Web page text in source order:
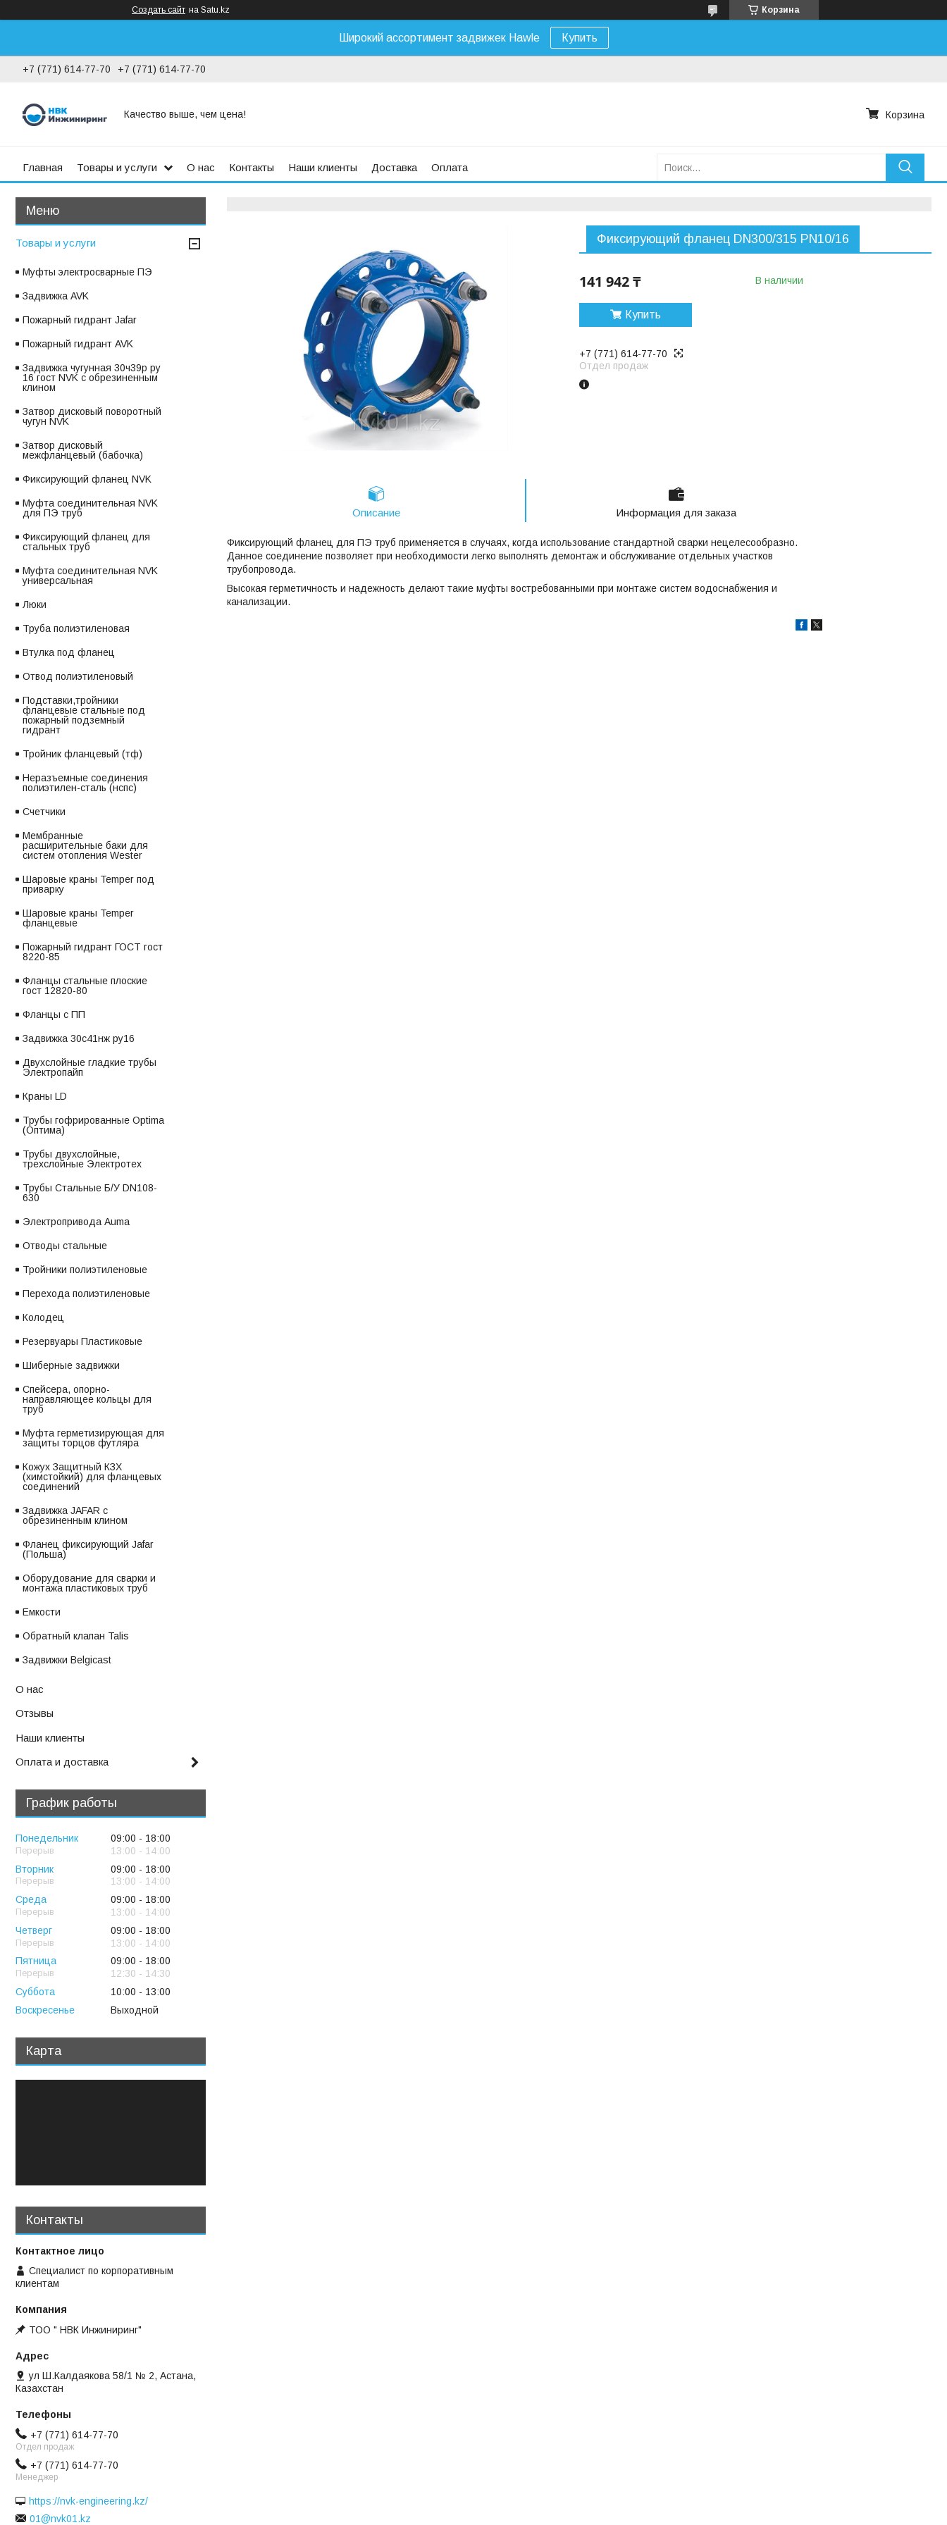
Создать сайт на Satu.kz Корзина
Широкий ассортимент задвижек Hawle Купить
+7 (771) 614-77-70 +7 (771) 614-77-70
Качество выше, чем цена! Корзина
Главная Товары и услуги О нас Контакты Наши клиенты Доставка Оплата
Фиксирующий фланец DN300/315 PN10/16
141 942 ₸ В наличии
Купить
+7 (771) 614-77-70
Отдел продаж
Описание Информация для заказа
Фиксирующий фланец для ПЭ труб применяется в случаях, когда использование стандартной сварки нецелесообразно.
Данное соединение позволяет при необходимости легко выполнять демонтаж и обслуживание отдельных участков
трубопровода.
Высокая герметичность и надежность делают такие муфты востребованными при монтаже систем водоснабжения и
канализации.
Товары и услуги
Муфты электросварные ПЭ
Задвижка AVK
Пожарный гидрант Jafar
Пожарный гидрант AVK
Задвижка чугунная 30ч39р ру
16 гост NVK с обрезиненным
клином
Затвор дисковый поворотный
чугун NVK
Затвор дисковый
межфланцевый (бабочка)
Фиксирующий фланец NVK
Муфта соединительная NVK
для ПЭ труб
Фиксирующий фланец для
стальных труб
Муфта соединительная NVK
универсальная
Люки
Труба полиэтиленовая
Втулка под фланец
Отвод полиэтиленовый
Подставки,тройники
фланцевые стальные под
пожарный подземный
гидрант
Тройник фланцевый (тф)
Неразъемные соединения
полиэтилен-сталь (нспс)
Счетчики
Мембранные
расширительные баки для
систем отопления Wester
Шаровые краны Temper под
приварку
Шаровые краны Temper
фланцевые
Пожарный гидрант ГОСТ гост
8220-85
Фланцы стальные плоские
гост 12820-80
Фланцы с ПП
Задвижка 30с41нж ру16
Двухслойные гладкие трубы
Электропайп
Краны LD
Трубы гофрированные Optima
(Оптима)
Трубы двухслойные,
трехслойные Электротех
Трубы Стальные Б/У DN108-
630
Электропривода Auma
Отводы стальные
Тройники полиэтиленовые
Перехода полиэтиленовые
Колодец
Резервуары Пластиковые
Шиберные задвижки
Спейсера, опорно-
направляющее кольцы для
труб
Муфта герметизирующая для
защиты торцов футляра
Кожух Защитный КЗХ
(химстойкий) для фланцевых
соединений
Задвижка JAFAR с
обрезиненным клином
Фланец фиксирующий Jafar
(Польша)
Оборудование для сварки и
монтажа пластиковых труб
Емкости
Обратный клапан Talis
Задвижки Belgicast
О нас
Отзывы
Наши клиенты
Оплата и доставка
График работы
Понедельник 09:00
18:00
13:00
14:00
Вторник
09:00
18:00
13:00
14:00
Среда
09:00
18:00
13:00
14:00
Четверг
09:00
18:00
13:00
14:00
Пятница
09:00
18:00
12:30
14:30
Суббота
10:00
13:00
Воскресенье
Выходной
Карта
Контакты
Специалист по корпоративным
клиентам
ТОО " НВК Инжиниринг"
ул Ш.Калдаякова 58/1 № 2, Астана,
Казахстан
+7 (771) 614-77-70
Отдел продаж
+7 (771) 614-77-70
Менеджер
https://nvk-engineering.kz/
01@nvk01.kz